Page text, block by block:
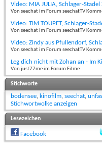
Video: MIA JULIA, Schlager-
Von seechat im Forum seechatTV
Video: TIM TOUPET, Schlager-
Von seechat im Forum seechatTV
Video: Zindy aus Pfullendorf,
Von seechat im Forum seechatTV
Leg dich nicht mit Zohan an - Im
Von just77me im Forum Filme
Stichworte
bodensee, kinofilm, seechat,
Stichwortwolke anzeigen
Lesezeichen
Facebook